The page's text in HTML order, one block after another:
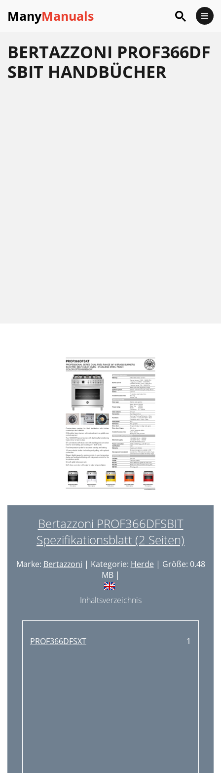
ManyManuals
BERTAZZONI PROF366DF
SBIT HANDBÜCHER
Bertazzoni PROF366DFSBIT
Spezifikationsblatt (2 Seiten)
Marke: Bertazzoni | Kategorie: Herde | Größe: 0.48
MB |
Inhaltsverzeichnis
PROF366DFSXT 1